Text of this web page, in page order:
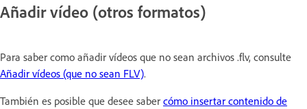
Añadir vídeo (otros formatos)
Para saber como añadir vídeos que no sean archivos .flv, consulte
Añadir vídeos (que no sean FLV).
También es posible que desee saber cómo insertar contenido de